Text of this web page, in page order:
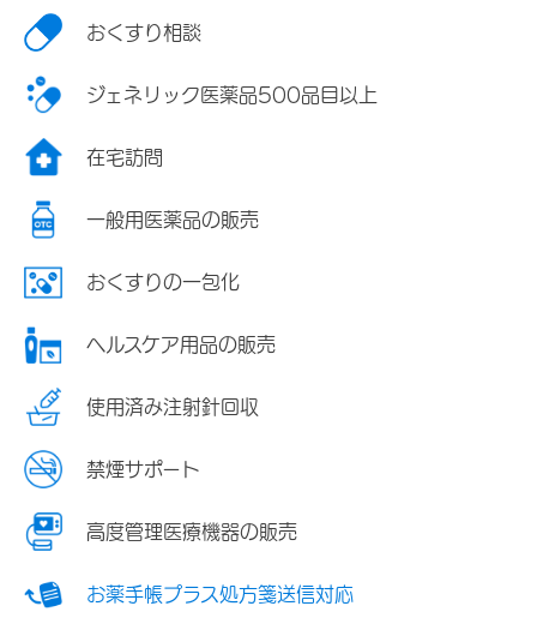
おくすり相談
ジェネリック医薬品500品目以上
在宅訪問
一般用医薬品の販売
おくすりの一包化
ヘルスケア用品の販売
使用済み注射針回収
禁煙サポート
高度管理医療機器の販売
お薬手帳プラス処方箋送信対応